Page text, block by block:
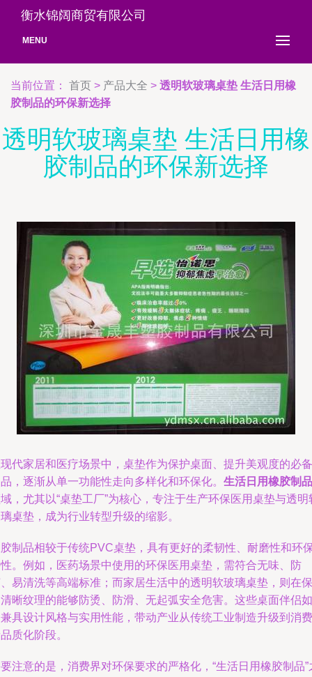
衡水锦阔商贸有限公司
MENU
当前位置： 首页 > 产品大全 > 透明软玻璃桌垫 生活日用橡
胶制品的环保新选择
透明软玻璃桌垫 生活日用橡
胶制品的环保新选择
代家居和医疗场景中，桌垫作为保护桌面、提升美观度的必备
，逐渐从单一功能性走向多样化和环保化。 生活日用橡胶制品
，尤其以“桌垫工厂”为核心，专注于生产环保医用桌垫与透明
桌垫，成为行业转型升级的缩影。
制品相较于传统PVC桌垫，具有更好的柔韧性、耐磨性和环
。例如，医药场景中使用的环保医用桌垫，需符合无味、防
易清洗等高端标准；而家居生活中的透明软玻璃桌垫，则在保
晰纹理的能够防烫、防滑、无起弧安全危害。这些桌面伴侣如
具设计风格与实用性能，带动产业从传统工业制造升级到消费
质化阶段。
注意的是，消费界对环保要求的严格化，“生活日用橡胶制品”